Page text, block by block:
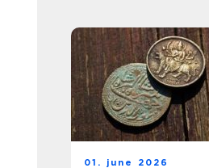
01. june 2026